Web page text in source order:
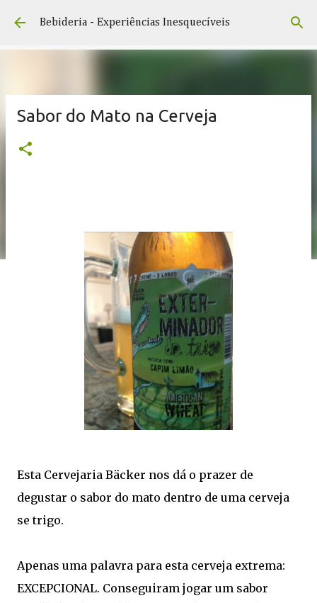
Pular para o conteúdo principal
Bebideria - Experiências Inesquecíveis
Sabor do Mato na Cerveja
Esta Cervejaria Bäcker nos dá o prazer de
degustar o sabor do mato dentro de uma cerveja
se trigo.
Apenas uma palavra para esta cerveja extrema:
EXCEPCIONAL. Conseguiram jogar um sabor